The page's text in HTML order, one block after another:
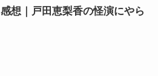
想｜戸田恵梨香の怪演にやら